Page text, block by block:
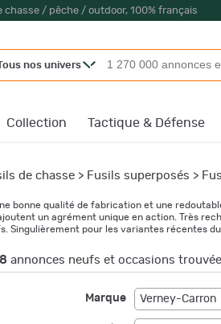
/ pêche / outdoor, 100% français
nos univers
Collection Tactique & Défense
de chasse > Fusils superposés >
bonne qualité de fabrication et une
un agrément unique en action. Très
Singulièrement pour les variantes récentes
annonces neufs et occasions
Marque Verney-Carron